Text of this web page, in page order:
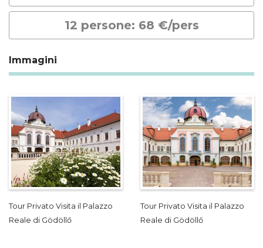
12 persone: 68 €/pers
Immagini
Tour Privato Visita il Palazzo
Reale di Gödöllő
Tour Privato Visita il Palazzo
Reale di Gödöllő